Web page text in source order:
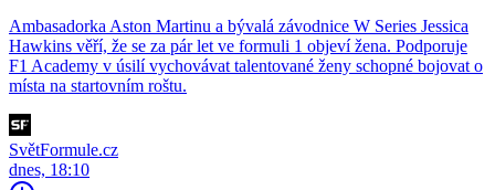
Ambasadorka Aston Martinu a bývalá závodnice W Series Jessica
Hawkins věří, že se za pár let ve formuli 1 objeví žena. Podporuje
F1 Academy v úsilí vychovávat talentované ženy schopné bojovat o
místa na startovním roštu.
SvětFormule.cz
dnes, 18:10